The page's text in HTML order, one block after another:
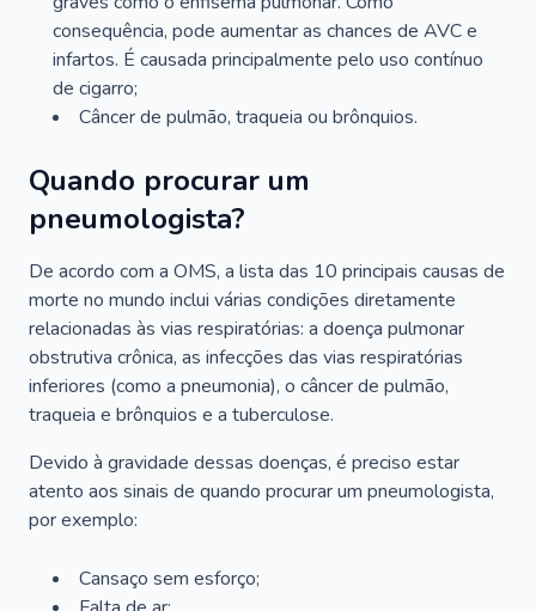
consequência, pode aumentar as chances de AVC e
infartos. É causada principalmente pelo uso contínuo
de cigarro;
Câncer de pulmão, traqueia ou brônquios.
Quando procurar um
pneumologista?
De acordo com a OMS, a lista das 10 principais causas de
morte no mundo inclui várias condições diretamente
relacionadas às vias respiratórias: a doença pulmonar
obstrutiva crônica, as infecções das vias respiratórias
inferiores (como a pneumonia), o câncer de pulmão,
traqueia e brônquios e a tuberculose.
Devido à gravidade dessas doenças, é preciso estar
atento aos sinais de quando procurar um pneumologista,
por exemplo:
Cansaço sem esforço;